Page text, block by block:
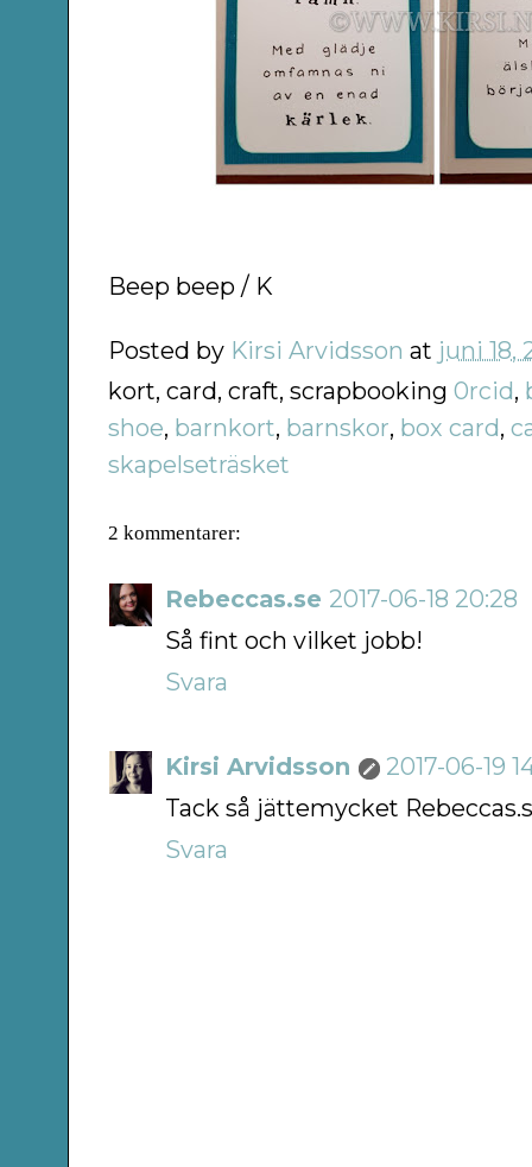
Beep beep / K
Posted by Kirsi Arvidsson at juni 18,
kort, card, craft, scrapbooking0rcid,
shoe, barnkort, barnskor, box card,
skapelseträsket
2 kommentarer:
Rebeccas.se 2017-06-18 20:28
Så fint och vilket jobb!
Svara
Kirsi Arvidsson
2017-06-19
Tack så jättemycket
Svara